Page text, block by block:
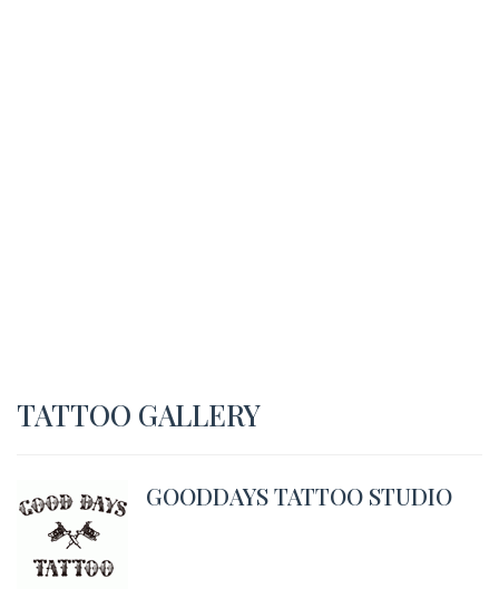
TATTOO GALLERY
GOODDAYS TATTOO STUDIO